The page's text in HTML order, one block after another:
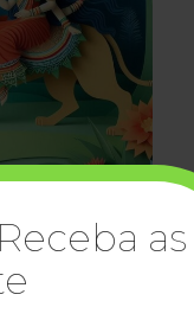
– Mantras
as